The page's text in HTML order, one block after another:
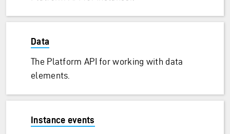
Data
The Platform API for working with data
elements.
Instance events